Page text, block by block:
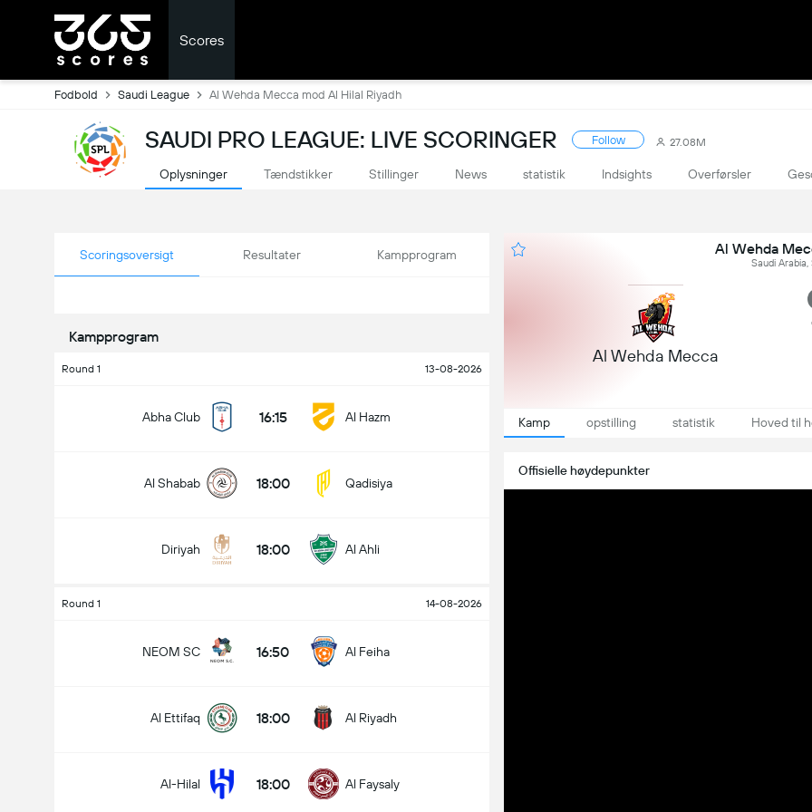
Scores
Fodbold Saudi League Al Wehda Mecca mod Al Hilal Riyadh
SAUDI PRO LEAGUE: LIVE SCORINGER Follow 27.08M
Oplysninger Tændstikker Stillinger News statistik Indsights Overførsler
Scoringsoversigt Resultater Kampprogram
Kampprogram
Round 1 13-08-2026
Abha Club 16:15 Al Hazm
Al Shabab 18:00 Qadisiya
Diriyah 18:00 Al Ahli
Round 1 14-08-2026
NEOM SC 16:50 Al Feiha
Al Ettifaq 18:00 Al Riyadh
Al-Hilal 18:00 Al Faysaly
Al Wehda
Saudi Arabia,
Al Wehda Mecca
Kamp opstilling statistik Hoved til
Offisielle høydepunkter